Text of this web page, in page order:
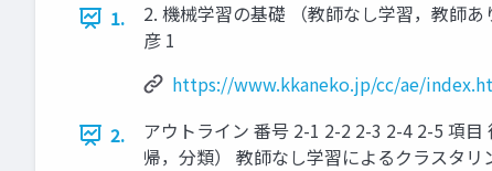
1.
2. 機械学習の基礎 （教師なし学習，教師
彦 1
https://www.kkaneko.jp/cc/ae/
2.
アウトライン 番号 2-1 2-2 2-3 2-4 2-5 項
帰，分類） 教師なし学習によるクラスタ